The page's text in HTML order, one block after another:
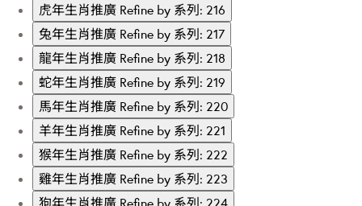
虎年生肖推廣 Refine by 系列: 216
兔年生肖推廣 Refine by 系列: 217
龍年生肖推廣 Refine by 系列: 218
蛇年生肖推廣 Refine by 系列: 219
馬年生肖推廣 Refine by 系列: 220
羊年生肖推廣 Refine by 系列: 221
猴年生肖推廣 Refine by 系列: 222
雞年生肖推廣 Refine by 系列: 223
狗年生肖推廣 Refine by 系列: 224